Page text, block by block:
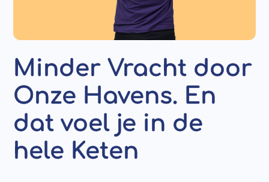
Minder Vracht door
Onze Havens. En
dat voel je in de
hele Keten